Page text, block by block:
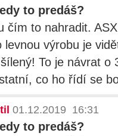
to predáš?
čím to nahradit.
levnou výrobu je
To je návrat o
co ho řídí se
01.12.2019 16:31
to predáš?